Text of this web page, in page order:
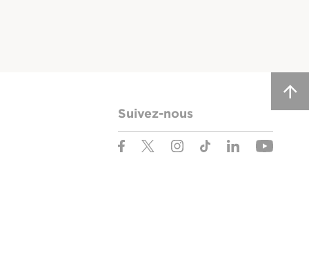
Suivez-nous